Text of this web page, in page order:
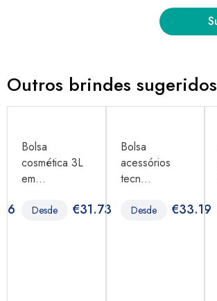
Outros brindes sugeridos
Bolsa
cosmética 3L
em...
Desde €31.73
Bolsa
acessórios
tecn...
Desde €33.19